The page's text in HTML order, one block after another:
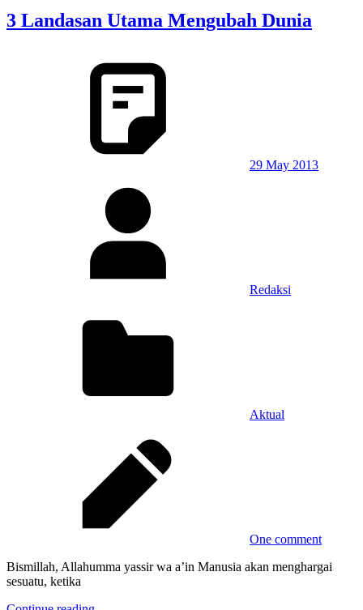
3 Landasan Utama Mengubah Dunia
29 May 2013
Redaksi
Aktual
One comment
Bismillah, Allahumma yassir wa a’in Manusia akan menghargai
sesuatu, ketika